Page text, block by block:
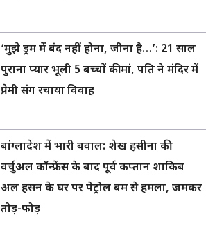
‘मुझे ड्रम में बंद नहीं होना, जीना है…’: 21 साल
पुराना प्यार भूली 5 बच्चों की मां, पति ने मंदिर में
प्रेमी संग रचाया विवाह
बांग्लादेश में भारी बवाल: शेख हसीना की
वर्चुअल कॉन्फ्रेंस के बाद पूर्व कप्तान शाकिब
अल हसन के घर पर पेट्रोल बम से हमला, जमकर
तोड़-फोड़